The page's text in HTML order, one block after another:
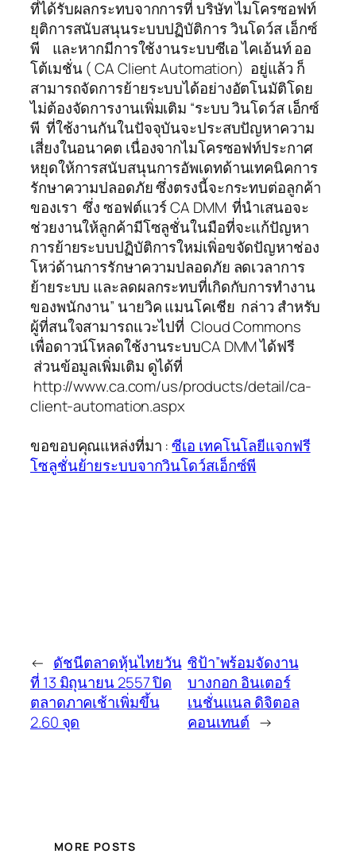
ที่ได้รับผลกระทบจากการที่ บริษัท ไมโครซอฟท์
ยุติการสนับสนุนระบบปฏิบัติการ วินโดว์ส เอ็กซ์
พี และหากมีการใช้งานระบบซีเอ ไคเอ้นท์ ออ
โต้เมชั่น ( CA Client Automation) อยู่แล้ว ก็
สามารถจัดการย้ายระบบได้อย่างอัตโนมัติโดย
ไม่ต้องจัดการงานเพิ่มเติม “ระบบ วินโดว์ส เอ็กซ์
พี ที่ใช้งานกันในปัจจุบันจะประสบปัญหาความ
เสี่ยงในอนาคต เนื่องจากไมโครซอฟท์ประกาศ
หยุดให้การสนับสนุนการอัพเดทด้านเทคนิคการ
รักษาความปลอดภัย ซึ่งตรงนี้จะกระทบต่อลูกค้า
ของเรา ซึ่ง ซอฟต์แวร์ CA DMM ที่นำเสนอจะ
ช่วยงานให้ลูกค้ามีโซลูชั่นในมือที่จะแก้ปัญหา
การย้ายระบบปฏิบัติการใหม่เพิ่อขจัดปัญหาช่อง
โหว่ด้านการรักษาความปลอดภัย ลดเวลาการ
ย้ายระบบ และลดผลกระทบที่เกิดกับการทำงาน
ของพนักงาน” นายวิค แมนโคเชีย กล่าว สำหรับ
ผู้ที่สนใจสามารถแวะไปที่ Cloud Commons
เพื่อดาวน์โหลดใช้งานระบบCA DMM ได้ฟรี
ส่วนข้อมูลเพิ่มเติม ดูได้ที่
http://www.ca.com/us/products/detail/ca-
client-automation.aspx
ขอขอบคุณแหล่งที่มา :ซีเอ เทคโนโลยีแจกฟรี
โซลูชั่นย้ายระบบจากวินโดว์สเอ็กซ์พี
← ดัชนีตลาดหุ้นไทยวัน
ที่ 13 มิถุนายน 2557 ปิด
ตลาดภาคเช้าเพิ่มขึ้น
2.60 จุด
ซิป้า”พร้อมจัดงาน
บางกอก อินเตอร์
เนชั่นแนล ดิจิตอล
คอนเทนต์ →
MORE POSTS